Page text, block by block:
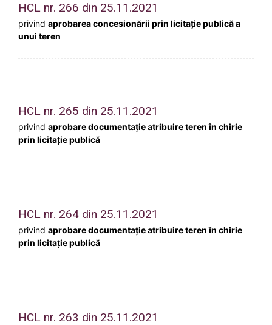
HCL nr. 266 din 25.11.2021
privind aprobarea concesionării prin licitație publică a
unui teren
HCL nr. 265 din 25.11.2021
privind aprobare documentație atribuire teren în chirie
prin licitație publică
HCL nr. 264 din 25.11.2021
privind aprobare documentație atribuire teren în chirie
prin licitație publică
HCL nr. 263 din 25.11.2021